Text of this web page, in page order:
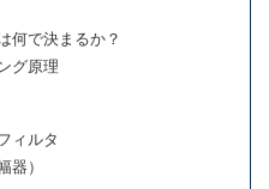
で決まるか？
グ原理
ィルタ
）